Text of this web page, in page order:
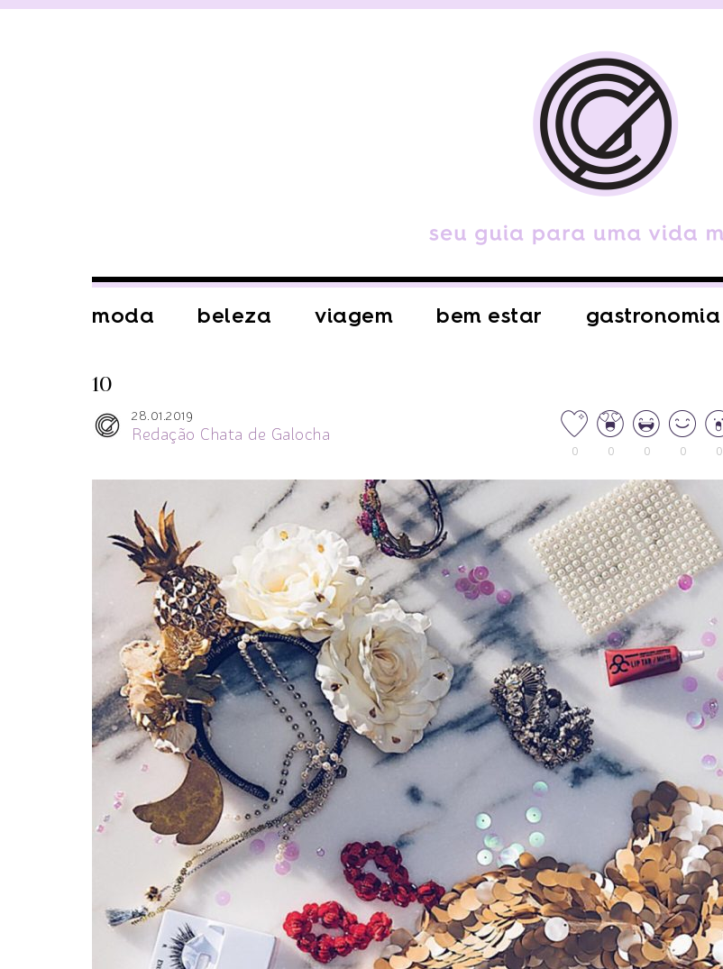
moda beleza viagem bem estar gastronomia
10
28.01.2019
Redação Chata de Galocha
0 0 0 0 0